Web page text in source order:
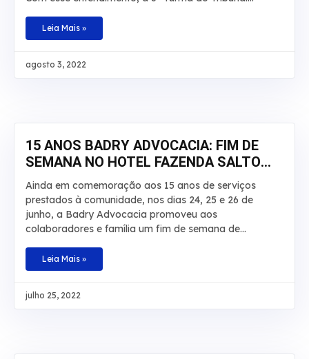
unanimidade, a condenação da autarquia por danos
morais e aumentou a indenização a ser paga a um
um homem que teve por diversas vezes sua
Leia Mais »
agosto 3, 2022
15 ANOS BADRY ADVOCACIA: FIM DE
SEMANA NO HOTEL FAZENDA SALTO
BANDEIRANTES
Ainda em comemoração aos 15 anos de serviços
prestados à comunidade, nos dias 24, 25 e 26 de
junho, a Badry Advocacia promoveu aos
colaboradores e família um fim de semana de
Bandeirantes, em Santa Fé, Paraná. Na ocasião,
haviam atividades para todos os gostos: tirolesa,
escalada, hidroginástica e piscinas. A ideia foi
Leia Mais »
julho 25, 2022